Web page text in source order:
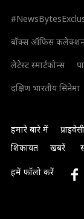
बॉक्स ऑफिस
लेटेस्ट स्मार्टफोन्स
दक्षिण भारतीय सिनेमा
हमारे बारे में
शिकायत
खबरें
हमें फॉलो करें